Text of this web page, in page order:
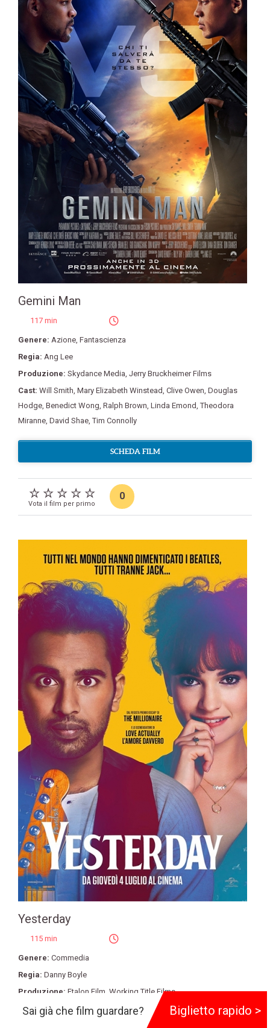
Gemini Man
117 min
Genere: Azione Fantascienza
Regia: Ang Lee
Produzione: Skydance Media Jerry Bruckheimer Films
Cast: Will Smith Mary Elizabeth Winstead Clive Owen Douglas
Hodge Benedict Wong Ralph Brown Linda Emond ,Theodora
Miranne David Shae ,Tim Connolly
SCHEDA FILM
Vota il film per primo
0
Yesterday
115 min
Genere: Commedia
Regia: Danny Boyle
Produzione: Etalon Film Working Title Films
Cast: Ana de Armas,Lily James,Kate McKinnon,James Corden,
Lamorne Morris
Sai già che film guardare? Biglietto rapido >